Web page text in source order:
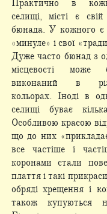
Практично в
селищі, місті є
бюнада. У кожного є
«минуле» і свої
Дуже часто бюнад з
місцевості може
виконаний в
кольорах. Іноді в
селищі буває
Особливою красою
що до них
все частіше і
коронами стали
плаття і такі
обряді хрещення і
також купуються